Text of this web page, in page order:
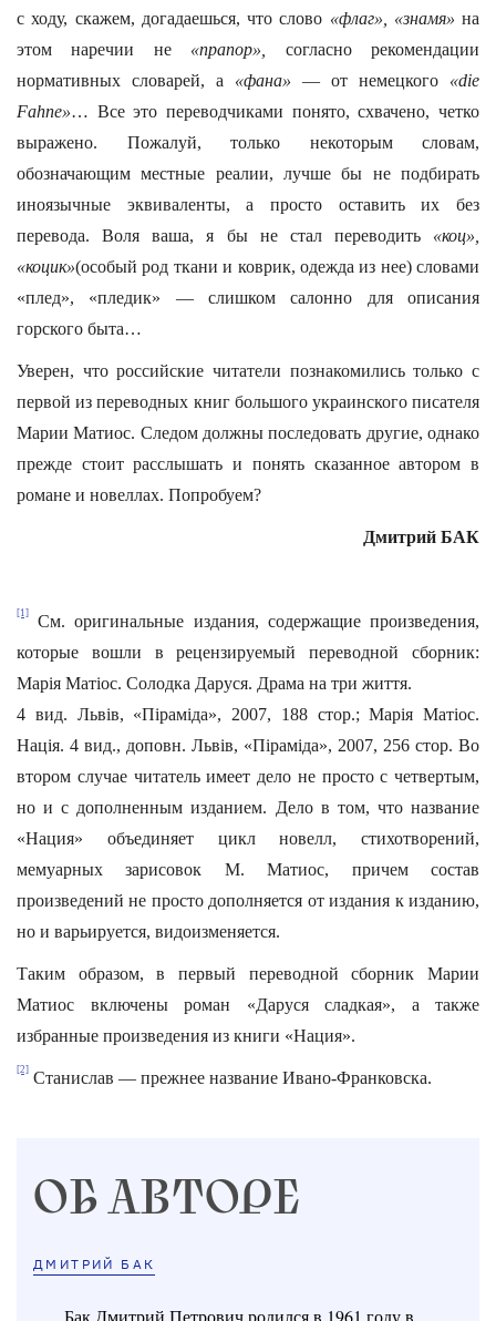
с ходу, скажем, догадаешься, что слово «флаг», «знамя» на
этом наречии не «прапор»,
согласно рекомендации
нормативных словарей, а «фана» — от немецкого «die
Fahne»… Все это переводчиками понято, схвачено, четко
выражено. Пожалуй, только некоторым словам,
обозначающим местные реалии, лучше бы не подбирать
иноязычные эквиваленты, а просто оставить их без
перевода. Воля ваша, я бы не стал переводить «коц»,
«коцик»(особый род ткани и коврик, одежда из нее) словами
«плед», «пледик» — слишком салонно для описания
горского быта…
Уверен, что российские читатели познакомились только с
первой из переводных книг большого украинского писателя
Марии Матиос. Следом должны последовать другие, однако
прежде стоит расслышать и понять сказанное автором в
романе и новеллах. Попробуем?
Дмитрий БАК
[1]
См. оригинальные издания, содержащие произведения,
которые вошли в рецензируемый переводной сборник:
Марiя Матiос. Солодка Даруся. Драма на три життя.
4 вид. Львiв, «Пiрамiда», 2007, 188 стор.; Марiя Матiос.
Нацiя. 4 вид., доповн. Львiв, «Пiрамiда», 2007, 256 стор. Во
втором случае читатель имеет дело не просто с четвертым,
но и с дополненным изданием. Дело в том, что название
«Нация» объединяет цикл новелл, стихотворений,
мемуарных зарисовок М. Матиос, причем состав
произведений не просто дополняется от издания к изданию,
но и варьируется, видоизменяется.
Таким образом, в первый переводной сборник Марии
Матиос включены роман «Даруся сладкая», а также
избранные произведения из книги «Нация».
[2] Станислав — прежнее название Ивано-Франковска.
ОБ АВТОРЕ
ДМИТРИЙ БАК
Бак Дмитрий Петрович родился в 1961 году в